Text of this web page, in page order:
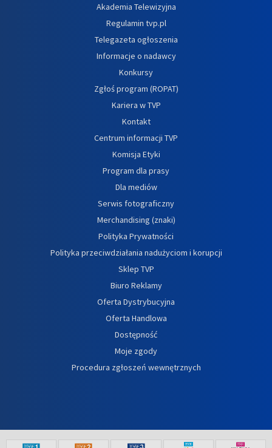
Akademia Telewizyjna
Regulamin tvp.pl
Telegazeta ogłoszenia
Informacje o nadawcy
Konkursy
Zgłoś program (ROPAT)
Kariera w TVP
Kontakt
Centrum informacji TVP
Komisja Etyki
Program dla prasy
Dla mediów
Serwis fotograficzny
Merchandising (znaki)
Polityka Prywatności
Polityka przeciwdziałania nadużyciom i korupcji
Sklep TVP
Biuro Reklamy
Oferta Dystrybucyjna
Oferta Handlowa
Dostępność
Moje zgody
Procedura zgłoszeń wewnętrznych